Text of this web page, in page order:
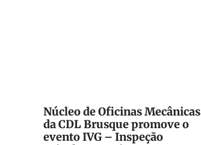
Núcleo de Oficinas Mecânicas
da CDL Brusque promove o
evento IVG – Inspeção